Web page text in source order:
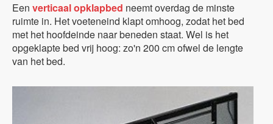
Een verticaal opklapbed neemt overdag de minste
ruimte in. Het voeteneind klapt omhoog, zodat het bed
met het hoofdeinde naar beneden staat. Wel is het
opgeklapte bed vrij hoog: zo'n 200 cm ofwel de lengte
van het bed.